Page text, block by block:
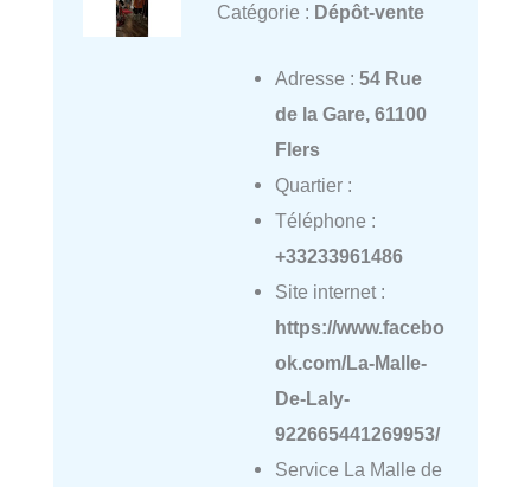
Catégorie : Dépôt-vente
Adresse : 54 Rue
de la Gare, 61100
Flers
Quartier :
Téléphone :
+33233961486
Site internet :
https://www.facebo
ok.com/La-Malle-
De-Laly-
922665441269953/
Service La Malle de